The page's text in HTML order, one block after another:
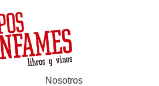
Nosotros